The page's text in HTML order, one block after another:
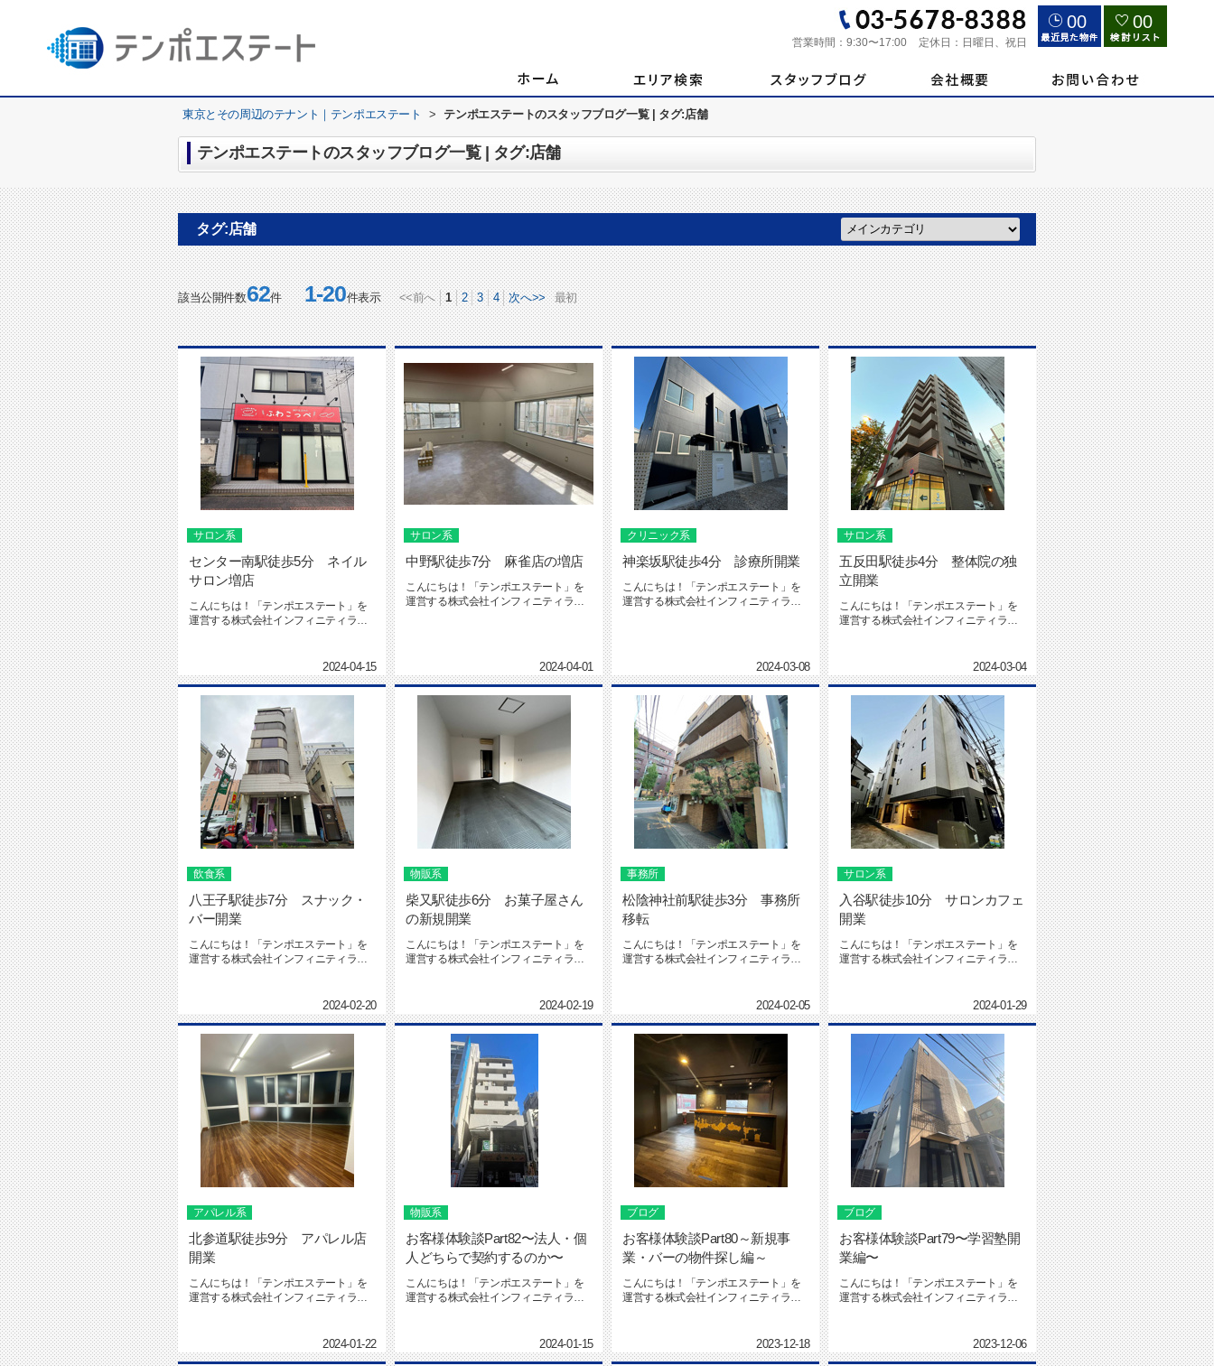
営業時間： 9:30〜17:00 定休日： 日曜日、祝日
00 00
東京とその周辺のテナント｜テンポエステート > テンポエステートのスタッフブログ一覧 | タグ:店舗
テンポエステートのスタッフブログ一覧 | タグ:店舗
タグ:店舗
該当公開件数62件1-20件表示 <<前へ 1 2 3 4 次へ>> 最初
サロン系
センター南駅徒歩5分 ネイル
サロン増店
こんにちは！「テンポエステート」を
運営する株式会社インフィニティライ
2024-04-15
サロン系
中野駅徒歩7分 麻雀店の増店
こんにちは！「テンポエステート」を
運営する株式会社インフィニティライ
2024-04-01
クリニック系
神楽坂駅徒歩4分 診療所開業
こんにちは！「テンポエステート」を
運営する株式会社インフィニティライ
2024-03-08
サロン系
五反田駅徒歩4分 整体院の独
立開業
こんにちは！「テンポエステート」を
運営する株式会社インフィニティライ
2024-03-04
飲食系
八王子駅徒歩7分 スナック・
バー開業
こんにちは！「テンポエステート」を
運営する株式会社インフィニティライ
2024-02-20
物販系
柴又駅徒歩6分 お菓子屋さん
の新規開業
こんにちは！「テンポエステート」を
運営する株式会社インフィニティライ
2024-02-19
事務所
松陰神社前駅徒歩3分 事務所
移転
こんにちは！「テンポエステート」を
運営する株式会社インフィニティライ
2024-02-05
サロン系
入谷駅徒歩10分 サロンカフェ
開業
こんにちは！「テンポエステート」を
運営する株式会社インフィニティライ
2024-01-29
アパレル系
北参道駅徒歩9分 アパレル店
開業
こんにちは！「テンポエステート」を
運営する株式会社インフィニティライ
2024-01-22
物販系
お客様体験談Part82〜法人・個
人どちらで契約するのか〜
こんにちは！「テンポエステート」を
運営する株式会社インフィニティライ
2024-01-15
ブログ
お客様体験談Part80～新規事
業・バーの物件探し編～
こんにちは！「テンポエステート」を
運営する株式会社インフィニティライ
2023-12-18
ブログ
お客様体験談Part79〜学習塾開
業編〜
こんにちは！「テンポエステート」を
運営する株式会社インフィニティライ
2023-12-06